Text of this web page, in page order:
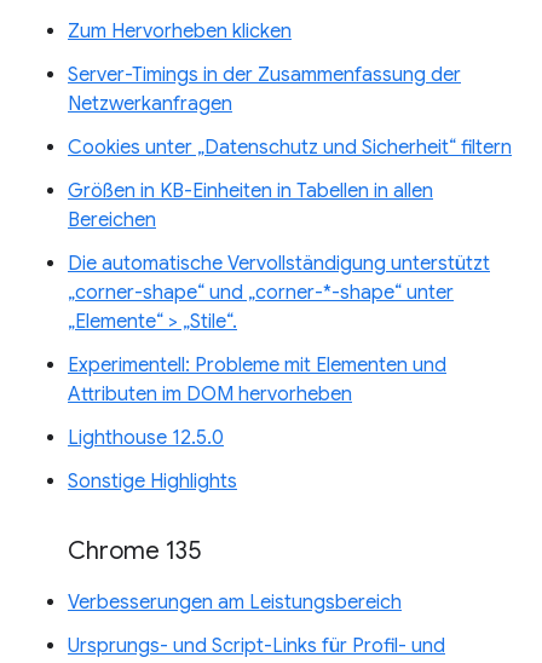
Zum Hervorheben klicken
Server-Timings in der Zusammenfassung der
Netzwerkanfragen
Cookies unter „Datenschutz und Sicherheit“ filtern
Größen in KB-Einheiten in Tabellen in allen
Bereichen
Die automatische Vervollständigung unterstützt
„corner-shape“ und „corner-*-shape“ unter
„Elemente“ > „Stile“.
Experimentell: Probleme mit Elementen und
Attributen im DOM hervorheben
Lighthouse 12.5.0
Sonstige Highlights
Chrome 135
Verbesserungen am Leistungsbereich
Ursprungs- und Script-Links für Profil- und